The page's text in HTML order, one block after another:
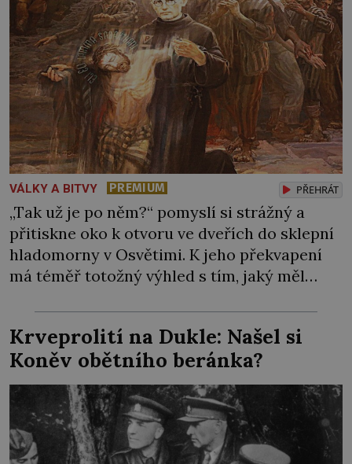
VÁLKY A BITVY PREMIUM PŘEHRÁT
„Tak už je po něm?“ pomyslí si strážný a
přitiskne oko k otvoru ve dveřích do sklepní
hladomorny v Osvětimi. K jeho překvapení
má téměř totožný výhled s tím, jaký měl
Uvězněný kněz zde mlčky sedí na podlaze s
blaženým výrazem. Esesáci by ale rádi do
kobky hodili další nebožáky, […]
Krveprolití na Dukle: Našel si
Koněv obětního beránka?